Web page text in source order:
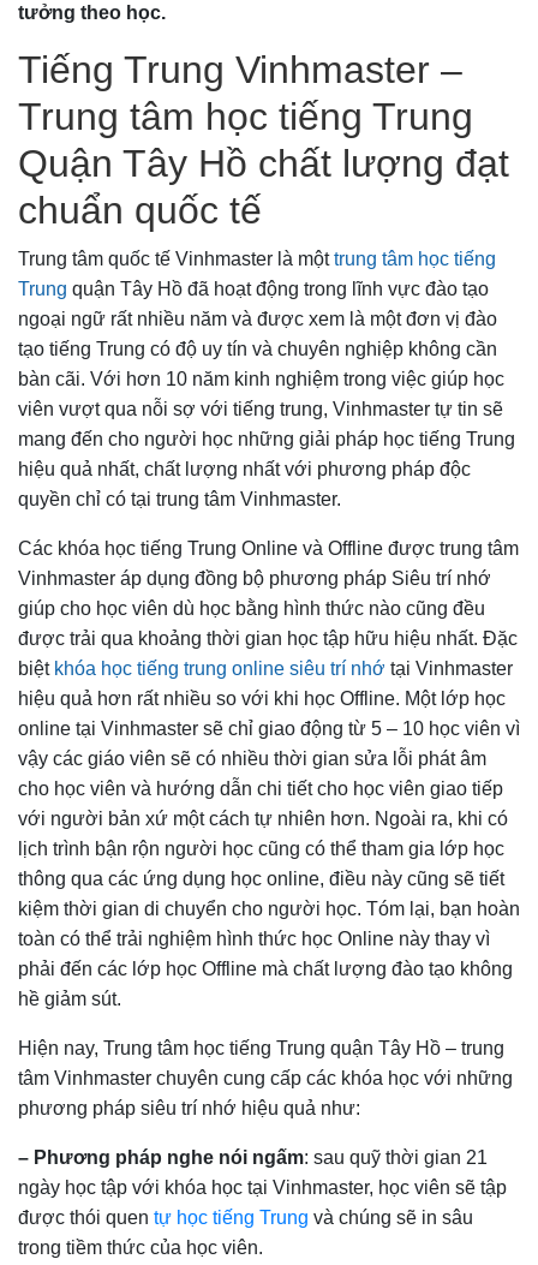
tưởng theo học.
Tiếng Trung Vinhmaster –
Trung tâm học tiếng Trung
Quận Tây Hồ chất lượng đạt
chuẩn quốc tế
Trung tâm quốc tế Vinhmaster là mộttrung tâm học tiếng
Trung quận Tây Hồ đã hoạt động trong lĩnh vực đào tạo
ngoại ngữ rất nhiều năm và được xem là một đơn vị đào
tạo tiếng Trung có độ uy tín và chuyên nghiệp không cần
bàn cãi. Với hơn 10 năm kinh nghiệm trong việc giúp học
viên vượt qua nỗi sợ với tiếng trung, Vinhmaster tự tin sẽ
mang đến cho người học những giải pháp học tiếng Trung
hiệu quả nhất, chất lượng nhất với phương pháp độc
quyền chỉ có tại trung tâm Vinhmaster.
Các khóa học tiếng Trung Online và Offline được trung tâm
Vinhmaster áp dụng đồng bộ phương pháp Siêu trí nhớ
giúp cho học viên dù học bằng hình thức nào cũng đều
được trải qua khoảng thời gian học tập hữu hiệu nhất. Đặc
biệt khóa học tiếng trung online siêu trí nhớ tại Vinhmaster
hiệu quả hơn rất nhiều so với khi học Offline. Một lớp học
online tại Vinhmaster sẽ chỉ giao động từ 5 – 10 học viên vì
vậy các giáo viên sẽ có nhiều thời gian sửa lỗi phát âm
cho học viên và hướng dẫn chi tiết cho học viên giao tiếp
với người bản xứ một cách tự nhiên hơn. Ngoài ra, khi có
lịch trình bận rộn người học cũng có thể tham gia lớp học
thông qua các ứng dụng học online, điều này cũng sẽ tiết
kiệm thời gian di chuyển cho người học. Tóm lại, bạn hoàn
toàn có thể trải nghiệm hình thức học Online này thay vì
phải đến các lớp học Offline mà chất lượng đào tạo không
hề giảm sút.
Hiện nay, Trung tâm học tiếng Trung quận Tây Hồ – trung
tâm Vinhmaster chuyên cung cấp các khóa học với những
phương pháp siêu trí nhớ hiệu quả như:
– Phương pháp nghe nói ngấm: sau quỹ thời gian 21
ngày học tập với khóa học tại Vinhmaster, học viên sẽ tập
được thói quen tự học tiếng Trung và chúng sẽ in sâu
trong tiềm thức của học viên.